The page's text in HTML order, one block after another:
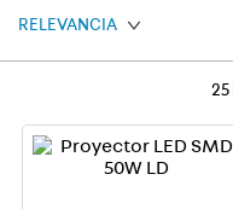
RELEVANCIA
25
9.
smart